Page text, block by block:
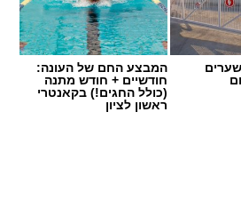
המבצע החם של העונה:
חודשיים + חודש מתנה
(כולל החגים!) בקאנטרי
ראשון לציון